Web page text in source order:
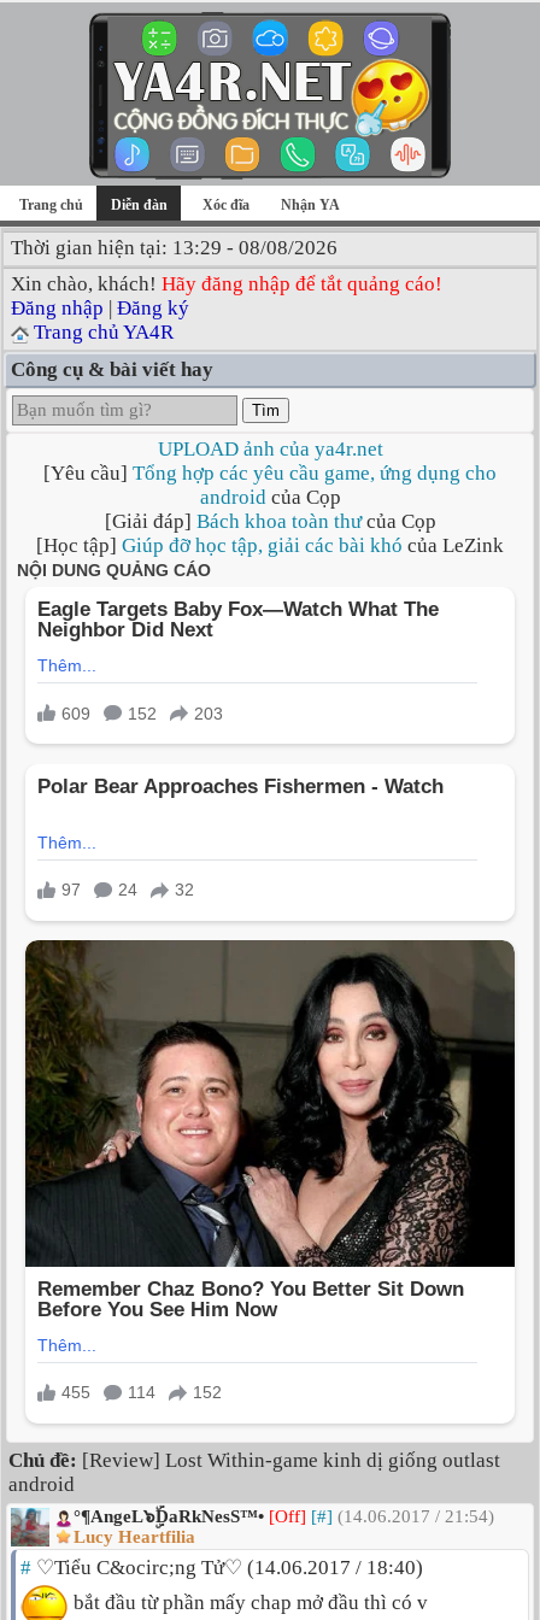
Trang chủ Diễn đàn Xóc đĩa Nhận YA
Thời gian hiện tại: 13:29 - 08/08/2026
Xin chào, khách! Hãy đăng nhập để tắt quảng cáo!
Đăng nhập | Đăng ký
Trang chủ YA4R
Công cụ & bài viết hay
Tìm
UPLOAD ảnh của ya4r.net
[Yêu cầu] Tổng hợp các yêu cầu game, ứng dụng cho
androidcủa Cọp
[Giải đáp] Bách khoa toàn thưcủa Cọp
[Học tập] Giúp đỡ học tập, giải các bài khó của LeZink
Chủ đề: [Review] Lost Within-game kinh dị giống outlast
android
°¶AngeL๖ۣۜDaRkNesS™• [Off] [#] (14.06.2017 / 21:54)
Lucy Heartfilia
# ♡Tiểu C&ocirc;ng Tử♡ (14.06.2017 / 18:40)
bắt đầu từ phần mấy chap mở đầu thì có v